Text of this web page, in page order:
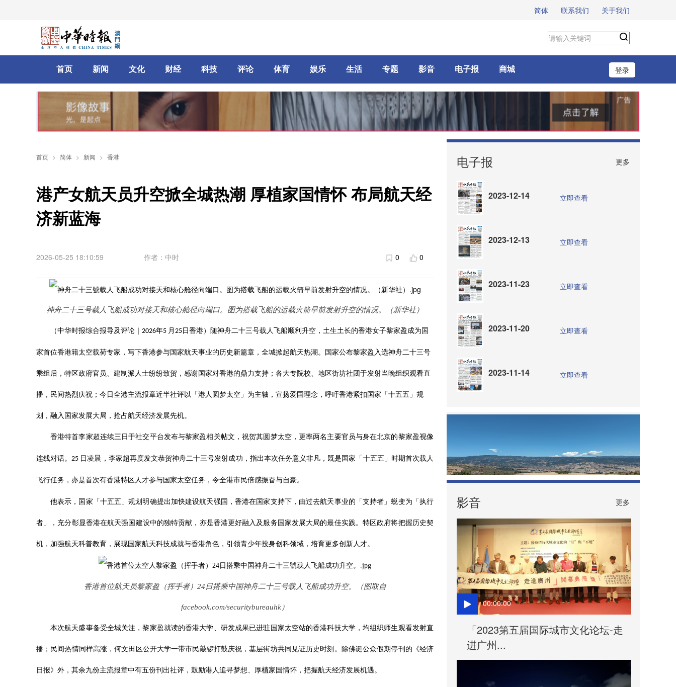
简体 联系我们 关于我们
首页 新闻 文化 财经 科技 评论 体育 娱乐 生活 专题 影音 电子报 商城 登录
首页 > 简体 > 新闻 > 香港
港产女航天员升空掀全城热潮 厚植家国情怀 布局航天经
济新蓝海
2026-05-25 18:10:59 作者：中时 0 0
神舟二十三号载人飞船成功对接天和核心舱径向端口。图为搭载飞船的运载火箭早前发射升空的情况。（新华社）
（中华时报综合报导及评论｜ 2026年5 月 25 日香港）随神舟二十三号载人飞船顺利升空，土生土长的香港女子黎家盈成为国
家首位香港籍太空载荷专家，写下香港参与国家航天事业的历史新篇章，全城掀起航天热潮。国家公布黎家盈入选神舟二十三号
乘组后，特区政府官员、建制派人士纷纷致贺，感谢国家对香港的鼎力支持；各大专院校、地区街坊社团于发射当晚组织观看直
播，民间热烈庆祝；今日全港主流报章近半社评以「港人圆梦太空」为主轴，宣扬爱国理念，呼吁香港紧扣国家「十五五」规
划，融入国家发展大局，抢占航天经济发展先机。
香港特首李家超连续三日于社交平台发布与黎家盈相关帖文，祝贺其圆梦太空，更率两名主要官员与身在北京的黎家盈视像
连线对话。25 日凌晨，李家超再度发文恭贺神舟二十三号发射成功，指出本次任务意义非凡，既是国家「十五五」时期首次载人
飞行任务，亦是首次有香港特区人才参与国家太空任务，令全港市民倍感振奋与自豪。
他表示，国家「十五五」规划明确提出加快建设航天强国，香港在国家支持下，由过去航天事业的「支持者」蜕变为「执行
者」，充分彰显香港在航天强国建设中的独特贡献，亦是香港更好融入及服务国家发展大局的最佳实践。特区政府将把握历史契
机，加强航天科普教育，展现国家航天科技成就与香港角色，引领青少年投身创科领域，培育更多创新人才。
香港首位航天员黎家盈（挥手者） 24日搭乘中国神舟二十三号载人飞船成功升空。（图取自
facebook.com/securitybureauhk ）
本次航天盛事备受全城关注，黎家盈就读的香港大学、研发成果已进驻国家太空站的香港科技大学，均组织师生观看发射直
播；民间热情同样高涨，何文田区公开大学一带市民敲锣打鼓庆祝，基层街坊共同见证历史时刻。除佛诞公众假期停刊的《经济
日报》外，其余九份主流报章中有五份刊出社评，鼓励港人追寻梦想、厚植家国情怀，把握航天经济发展机遇。
电子报 更多
2023-12-14 立即查看
2023-12-13 立即查看
2023-11-23 立即查看
2023-11-20 立即查看
2023-11-14 立即查看
影音 更多
00:00:00
「2023第五届国际城市文化论坛-走
进广州...